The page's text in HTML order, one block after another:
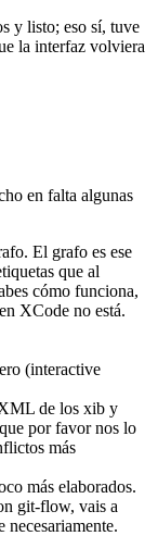
y listo; eso sí, tuve
la interfaz volviera
en falta algunas
El grafo es ese
que al
cómo funciona,
XCode no está.
(interactive
de los xib y
por favor nos lo
más
más elaborados.
git-flow, vais a
necesariamente.